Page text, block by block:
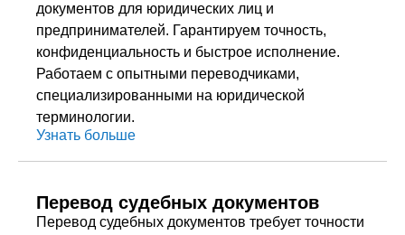
документов для юридических лиц и
предпринимателей. Гарантируем точность,
конфиденциальность и быстрое исполнение.
Работаем с опытными переводчиками,
специализированными на юридической
терминологии.
Узнать больше
Перевод судебных документов
Перевод судебных документов требует точности